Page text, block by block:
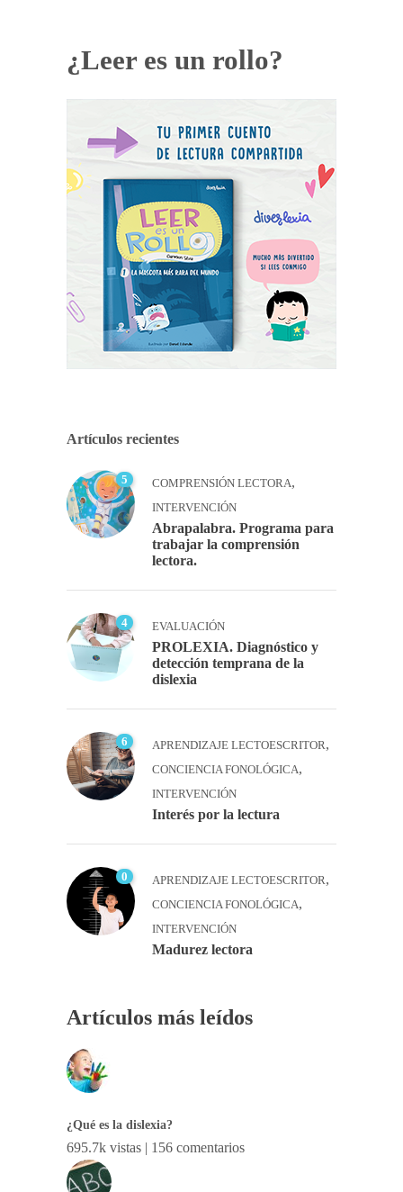
¿Leer es un rollo?
Artículos recientes
5 COMPRENSIÓN LECTORA,
INTERVENCIÓN
Abrapalabra. Programa para
trabajar la comprensión
lectora.
4 EVALUACIÓN
PROLEXIA. Diagnóstico y
detección temprana de la
dislexia
6 APRENDIZAJE LECTOESCRITOR,
CONCIENCIA FONOLÓGICA,
INTERVENCIÓN
Interés por la lectura
0 APRENDIZAJE LECTOESCRITOR,
CONCIENCIA FONOLÓGICA,
INTERVENCIÓN
Madurez lectora
Artículos más leídos
¿Qué es la dislexia?
695.7k vistas | 156 comentarios